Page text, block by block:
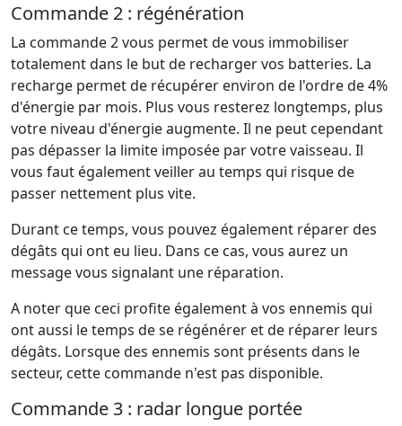
Commande 2 : régénération
La commande 2 vous permet de vous immobiliser
totalement dans le but de recharger vos batteries. La
recharge permet de récupérer environ de l'ordre de 4%
d'énergie par mois. Plus vous resterez longtemps, plus
votre niveau d'énergie augmente. Il ne peut cependant
pas dépasser la limite imposée par votre vaisseau. Il
vous faut également veiller au temps qui risque de
passer nettement plus vite.
Durant ce temps, vous pouvez également réparer des
dégâts qui ont eu lieu. Dans ce cas, vous aurez un
message vous signalant une réparation.
A noter que ceci profite également à vos ennemis qui
ont aussi le temps de se régénérer et de réparer leurs
dégâts. Lorsque des ennemis sont présents dans le
secteur, cette commande n'est pas disponible.
Commande 3 : radar longue portée